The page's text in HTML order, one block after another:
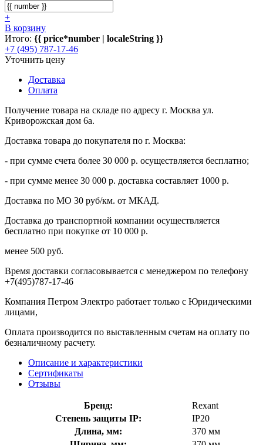
+
В корзину
Итого: {{ price*number | localeString }}
+7 (495) 787-17-46
Уточнить цену
Доставка
Оплата
Получение товара на складе по адресу г. Москва ул.
Криворожская дом 6а.
Доставка товара до покупателя по г. Москва:
- при сумме счета более 30 000 р. осуществляется бесплатно;
- при сумме менее 30 000 р. доставка составляет 1000 р.
Доставка по МО 30 руб/км. от МКАД.
Доставка до транспортной компании осуществляется
бесплатно при покупке от 10 000 р.
менее 500 руб.
Время доставки согласовывается с менеджером по телефону
+7(495)787-17-46
Компания Петром Электро работает только с Юридическими
лицами,
Оплата производится по выставленным счетам на оплату по
безналичному расчету.
Описание и характеристики
Сертификаты
Отзывы
Бренд:
Rexant
Степень защиты IP:
IP20
Длина, мм:
370 мм